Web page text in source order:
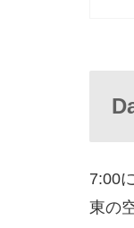
7:00
東の